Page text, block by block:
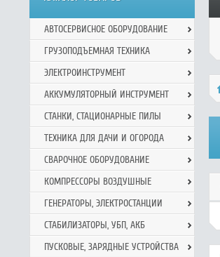
АВТОСЕРВИСНОЕ ОБОРУДОВАНИЕ
ГРУЗОПОДЪЕМНАЯ ТЕХНИКА
ЭЛЕКТРОИНСТРУМЕНТ
АККУМУЛЯТОРНЫЙ ИНСТРУМЕНТ
СТАНКИ, СТАЦИОНАРНЫЕ ПИЛЫ
ТЕХНИКА ДЛЯ ДАЧИ И ОГОРОДА
СВАРОЧНОЕ ОБОРУДОВАНИЕ
КОМПРЕССОРЫ ВОЗДУШНЫЕ
ГЕНЕРАТОРЫ, ЭЛЕКТРОСТАНЦИИ
СТАБИЛИЗАТОРЫ, УБП, АКБ
ПУСКОВЫЕ, ЗАРЯДНЫЕ УСТРОЙСТВА